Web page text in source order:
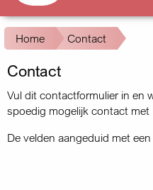
Kruimelpad
Home Contact
Contact
Vul dit contactformulier in en
spoedig mogelijk contact met
De velden aangeduid met